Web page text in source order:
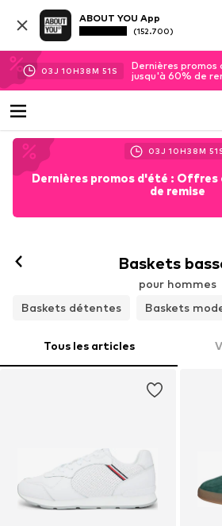
ABOUT YOU App
(152.700)
03J 10H38M 49 S
Dernières
jusqu'à 60% de
03J 10H38M 49
Dernières promos d'été : Offres
de remise
Baskets
pour hommes
Baskets détentes
Baskets
Tous les articles